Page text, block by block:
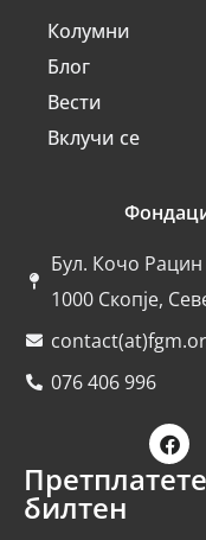
Колумни
Блог
Вести
Вклучи се
Бул. Кочо
1000 Скопје,
076 406 996
билтен